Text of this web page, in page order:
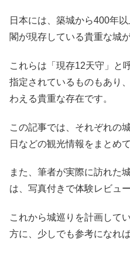
日本には、築城から400年
閣が現存している貴重な城
これらは「現存12天守」と
指定されているものもあり
わえる貴重な存在です。
この記事では、それぞれの
日などの観光情報をまとめ
また、筆者が実際に訪れた
は、写真付きで体験レビュ
これから城巡りを計画して
方に、少しでも参考になれ